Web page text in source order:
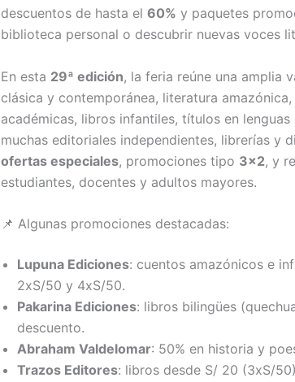
descuentos de hasta el 60% y paquetes
biblioteca personal o descubrir nuevas voces
En esta 29ª edición, la feria reúne una amplia
clásica y contemporánea, literatura
académicas, libros infantiles, títulos en
muchas editoriales independientes, librerías y
ofertas especiales, promociones tipo 3×2, y
estudiantes, docentes y adultos mayores.
📌 Algunas promociones destacadas:
Lupuna Ediciones: cuentos amazónicos e
2xS/50 y 4xS/50.
Pakarina Ediciones: libros bilingües
descuento.
Abraham Valdelomar: 50% en historia y
Trazos Editores: libros desde S/ 20 (3xS/